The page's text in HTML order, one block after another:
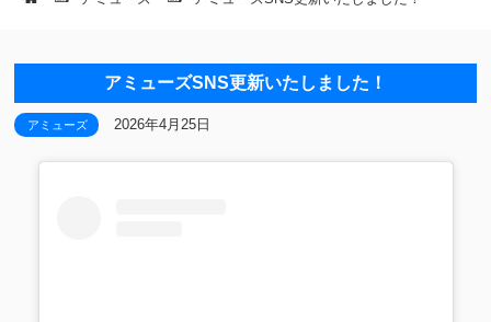
アミューズSNS更新いたしました！
アミューズ 2026年4月25日